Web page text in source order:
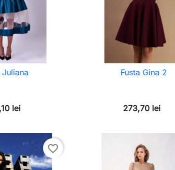
Juliana
lei
Fusta Gina 2
273,70 lei
favorite_border